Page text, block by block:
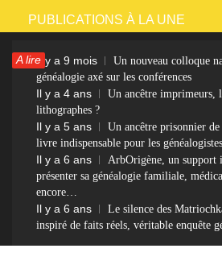
Passer
contenu
PUBLICATIONS À LA UNE
A lireIl y a 9 mois
Un nouveau colloque
généalogie axé sur les conférences
Il y a 4 ans
Un ancêtre imprimeurs,
lithographes ?
Il y a 5 ans
Un ancêtre prisonnier
livre indispensable pour les généalogistes
Il y a 6 ans
ArbOrigène, un support
présenter sa généalogie familiale,
encore…
Il y a 6 ans
Le silence des
inspiré de faits réels, véritable enquête